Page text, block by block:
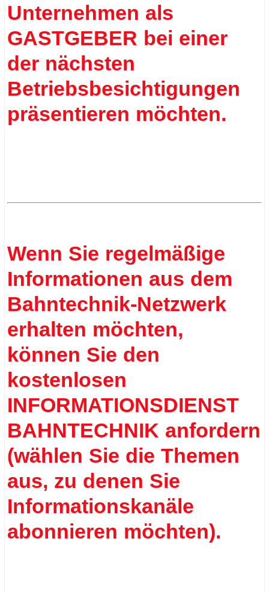
Unternehmen als
GASTGEBER bei einer
der nächsten
Betriebsbesichtigungen
präsentieren möchten.
Wenn Sie regelmäßige
Informationen aus dem
Bahntechnik-Netzwerk
erhalten möchten,
können Sie den
kostenlosen
INFORMATIONSDIENST
BAHNTECHNIK anfordern
(wählen Sie die Themen
aus, zu denen Sie
Informationskanäle
abonnieren möchten).